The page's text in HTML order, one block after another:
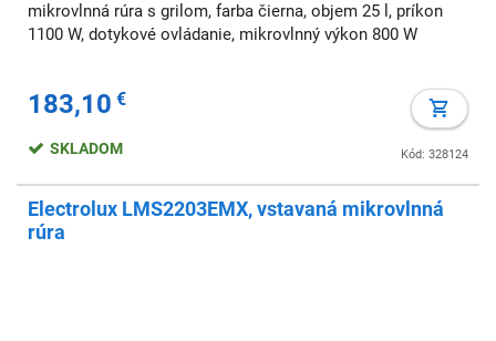
mikrovlnná rúra s grilom, farba čierna, objem 25 l, príkon
1100 W, dotykové ovládanie, mikrovlnný výkon 800 W
183,10 €
Kód: 328124
SKLADOM
Electrolux LMS2203EMX, vstavaná mikrovlnná
rúra